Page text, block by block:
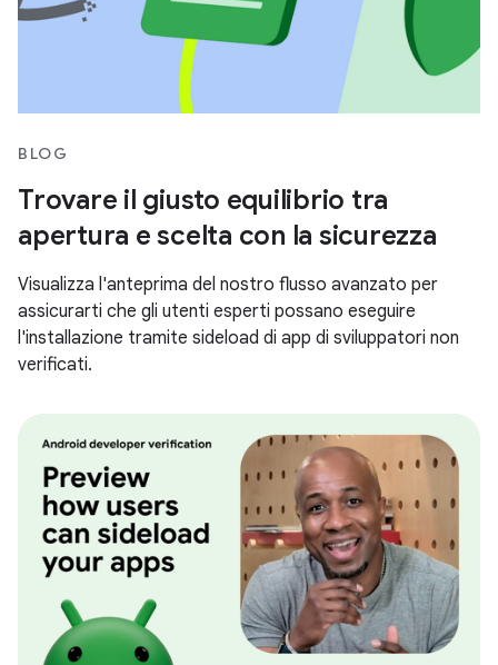
BLOG
Trovare il giusto equilibrio tra
apertura e scelta con la sicurezza
Visualizza l'anteprima del nostro flusso avanzato per
assicurarti che gli utenti esperti possano eseguire
l'installazione tramite sideload di app di sviluppatori non
verificati.